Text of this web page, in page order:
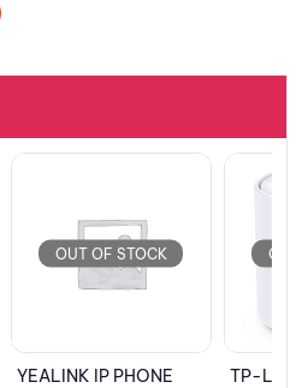
OUT OF STOCK
YEALINK IP PHONE
OUT
TP-